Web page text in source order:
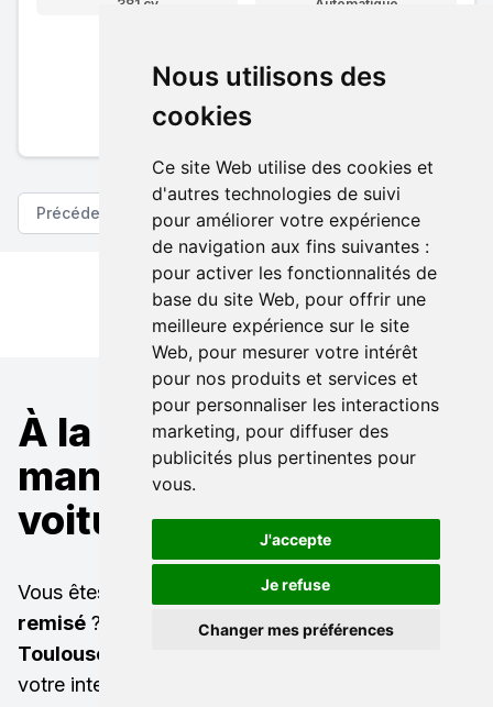
Nous utilisons des
cookies
Ce site Web utilise des cookies et
d'autres technologies de suivi
pour améliorer votre expérience
de navigation aux fins suivantes :
pour activer les fonctionnalités de
base du site Web, pour offrir une
meilleure expérience sur le site
Web, pour mesurer votre intérêt
pour nos produits et services et
pour personnaliser les interactions
marketing, pour diffuser des
publicités plus pertinentes pour
vous.
J'accepte
Je refuse
Changer mes préférences
381 cv
Automatique
28 900 €
Pack essentiel inclus
En savoir plus sur nos tarifs
Précédent Suivant
À la recherche d'un
mandataire pour une
voiture Mercedes ?
Vous êtes à la recherche d'unMercedes neuf
remisé ? Ou bien d'uneMercedes occasion à
Toulouse Beaupuy
votre interlocuteur privilégié ! Nous sommes